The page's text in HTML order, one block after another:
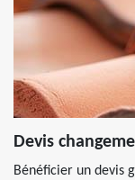
Devis
Bénéficier un devis